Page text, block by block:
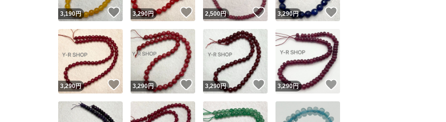
取引実績
取引実績◯+ このユーザーはYahoo!フリマの取引を完了させた実績があります
他フリマ実績◯+ このユーザーは他フリマサービスでの取引実績があります
スピード&安心発送
※このバッジは実績に基づく表示であり、発送を保証しているものではありません
商品画像の無断転載は禁止されています
コピーは1商品につき1回です
出品ページへ
キャンセル
3,190円 いいね！
3,290円 いいね！
2,500円 いいね！
3,290円
3,290円 いいね！
3,290円 いいね！
3,290円 いいね！
3,290円